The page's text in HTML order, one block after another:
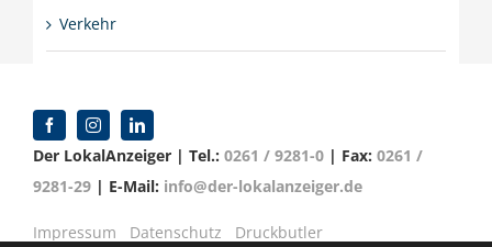
Verkehr
Der LokalAnzeiger | Tel.: 0261 / 9281-0 | Fax: 0261 /
9281-29 | E-Mail: info@der-lokalanzeiger.de
Impressum Datenschutz Druckbutler